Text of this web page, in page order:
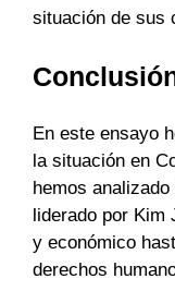
situación de sus
En este ensayo
la situación en
hemos
liderado por Kim
y económico
derechos